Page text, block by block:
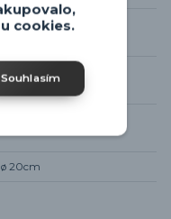
ø 20cm
cookies.
Souhlasím